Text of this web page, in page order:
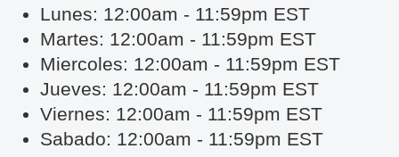
Lunes: 12:00am - 11:59pm EST
Martes: 12:00am - 11:59pm EST
Miercoles: 12:00am - 11:59pm EST
Jueves: 12:00am - 11:59pm EST
Viernes: 12:00am - 11:59pm EST
Sabado: 12:00am - 11:59pm EST